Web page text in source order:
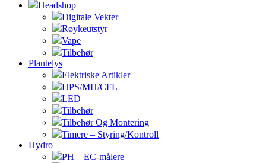
Headshop
Digitale Vekter
Røykeutstyr
Vape
Tilbehør
Plantelys
Elektriske Artikler
HPS/MH/CFL
LED
Tilbehør
Tilbehør Og Montering
Timere – Styring/Kontroll
Hydro
PH – EC-målere